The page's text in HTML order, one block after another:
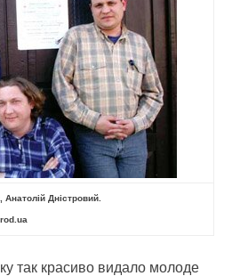
Дністровий.
так красиво видало молоде